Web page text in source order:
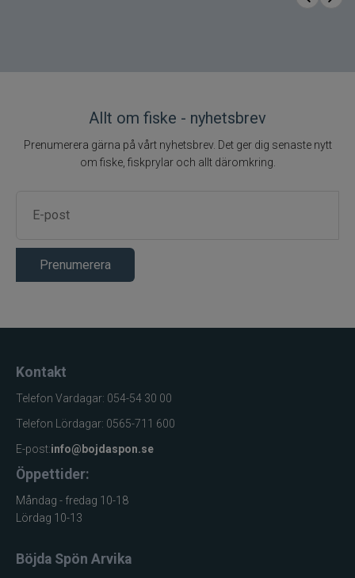
Mycket effektiv vid put & take-fiske
Lättfiskad även för nybörjare
Allt om fiske - nyhetsbrev
Prenumerera gärna på vårt nyhetsbrev. Det ger dig senaste nytt
om fiske, fiskprylar och allt däromkring.
Prenumerera
Kontakt
Telefon Vardagar: 054-54 30 00
Telefon Lördagar: 0565-711 600
E-post:info@bojdaspon.se
Öppettider:
Måndag - fredag 10-18
Lördag 10-13
Böjda Spön Arvika